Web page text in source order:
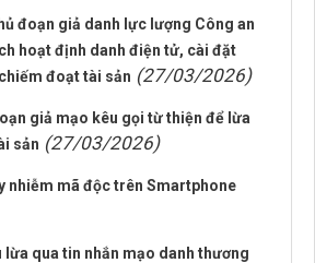
đoạn giả danh lực lượng Công an
hoạt định danh điện tử, cài đặt
đoạt tài sản (27/03/2026)
giả mạo kêu gọi từ thiện để lừa
sản (27/03/2026)
nhiễm mã độc trên Smartphone
lừa qua tin nhắn mạo danh thương